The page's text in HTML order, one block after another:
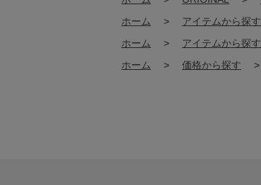
ホーム
> アイテムから探す
ホーム
> アイテムから探す
ホーム
> 価格から探す >